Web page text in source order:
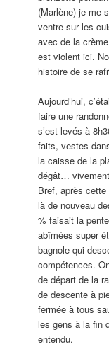
(Marlène) je me
ventre sur les
avec de la
est violent ici.
histoire de se
Aujourd’hui,
faire une
s’est levés à
faits, vestes
la caisse de la
dégât… vivement
Bref, après
là de nouveau
% faisait la
abîmées super
bagnole qui
compétences.
de départ de la
de descente à
fermée à tous
les gens à la fin
entendu.